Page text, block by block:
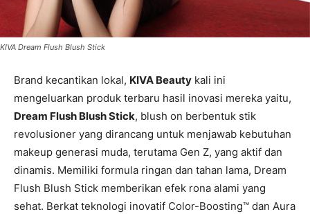
KIVA Dream Flush Blush Stick
Brand kecantikan lokal, KIVA Beauty kali ini
mengeluarkan produk terbaru hasil inovasi mereka yaitu,
Dream Flush Blush Stick, blush on berbentuk stik
revolusioner yang dirancang untuk menjawab kebutuhan
makeup generasi muda, terutama Gen Z, yang aktif dan
dinamis. Memiliki formula ringan dan tahan lama, Dream
Flush Blush Stick memberikan efek rona alami yang
sehat. Berkat teknologi inovatif Color-Boosting™ dan Aura